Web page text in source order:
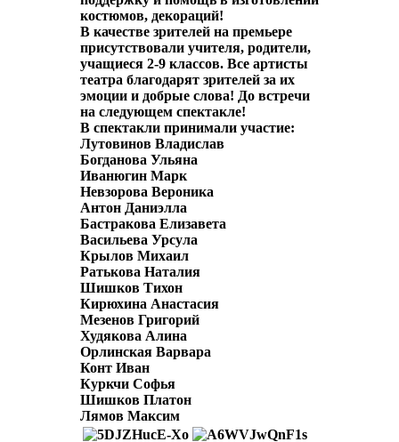
костюмов, декораций!
В качестве зрителей на премьере
присутствовали учителя, родители,
учащиеся 2-9 классов. Все артисты
театра благодарят зрителей за их
эмоции и добрые слова! До встречи
на следующем спектакле!
В спектакли принимали участие:
Лутовинов Владислав
Богданова Ульяна
Иванюгин Марк
Невзорова Вероника
Антон Даниэлла
Бастракова Елизавета
Васильева Урсула
Крылов Михаил
Ратькова Наталия
Шишков Тихон
Кирюхина Анастасия
Мезенов Григорий
Худякова Алина
Орлинская Варвара
Конт Иван
Куркчи Софья
Шишков Платон
Лямов Максим